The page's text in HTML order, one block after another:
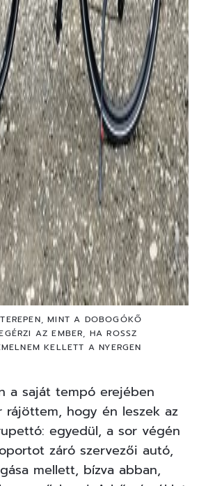
MINT A DOBOGÓKŐ
AZ EMBER, HA ROSSZ
KELLETT A NYERGEN
a saját tempó erejében
rájöttem, hogy én leszek az
egyedül, a sor végén
záró szervezői autó,
mellett, bízva abban,